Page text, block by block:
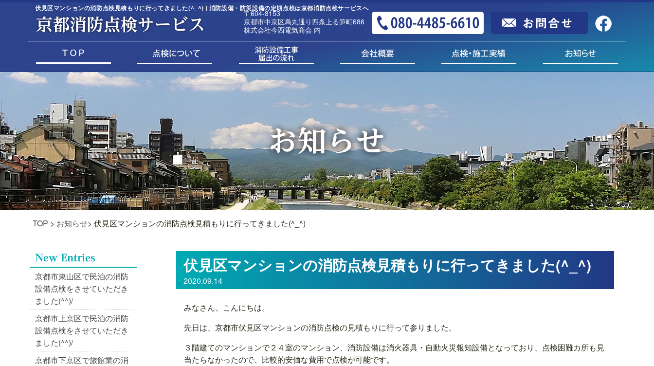
伏見区マンションの消防点検見積もりに行ってきました(^_^) | 消防設備・防災設備の定期点検は京都消防点検サービスへ
〒604-8153
京都市中京区烏丸通り四条上る笋町686
株式会社今西電気商会 内
TOP > お知らせ> 伏見区マンションの消防点検見積もりに行ってきました(^_^)
京都市東山区で民泊の消防
設備点検をさせていただき
ました(^^)/
京都市上京区で民泊の消防
設備点検をさせていただき
ました(^^)/
京都市下京区で旅館業の消
伏見区マンションの消防点検見積もりに行ってきました(^_^)
2020.09.14
みなさん、こんにちは。
先日は、京都市伏見区マンションの消防点検の見積もりに行って参りました。
３階建てのマンションで２４室のマンション、消防設備は消火器具・自動火災報知設備となっており、点検困難カ所も見
当たらなかったので、比較的安価な費用で点検が可能です。